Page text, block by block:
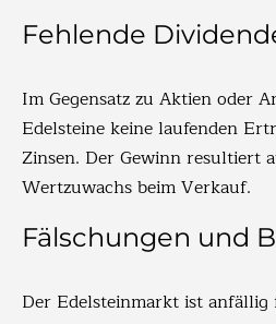
Fehlende
Im Gegensatz zu Aktien oder
Edelsteine keine laufenden
Zinsen. Der Gewinn resultiert
Wertzuwachs beim Verkauf.
Fälschungen und
Der Edelsteinmarkt ist